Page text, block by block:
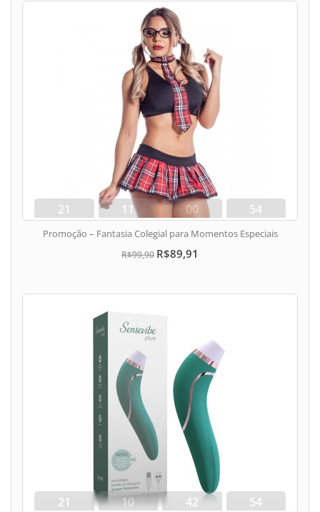
21
dias
11
hora
00
min
53
seg
Promoção – Fantasia Colegial para Momentos Especiais
R$99,90 R$89,91
21 10 42 53